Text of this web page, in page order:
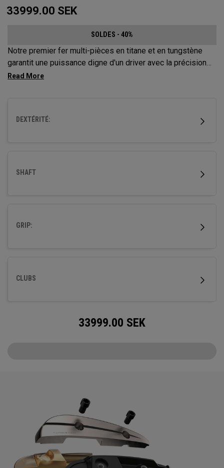
33999.00 SEK
SOLDES - 40%
Notre premier fer multi-pièces en titane et en tungstène
garantit une puissance digne d'un driver avec la précision
d'un fer.
DEXTÉRITÉ:
SHAFT
GRIP:
CLUBS
33999.00 SEK